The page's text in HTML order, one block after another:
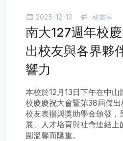
2025-12-13 秘書室
南大127週年校
出校友與各界夥
響力
本校於12月13日下午在中
校慶慶祝大會暨第38屆傑
校友表揚與獎助學金頒發，
展、人才培育與社會連結
圍溫馨而隆重。